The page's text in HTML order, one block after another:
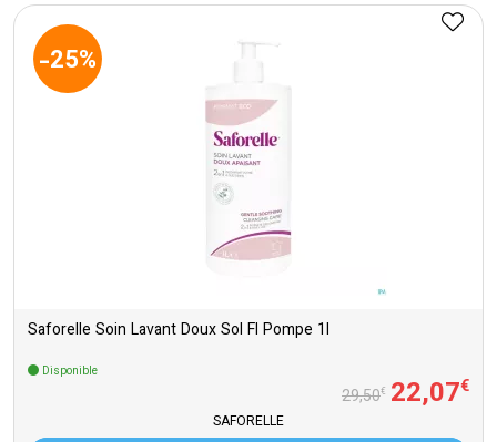
-25%
Saforelle Soin Lavant Doux Sol Fl Pompe 1l
Disponible
29,50€ 22,07€
SAFORELLE